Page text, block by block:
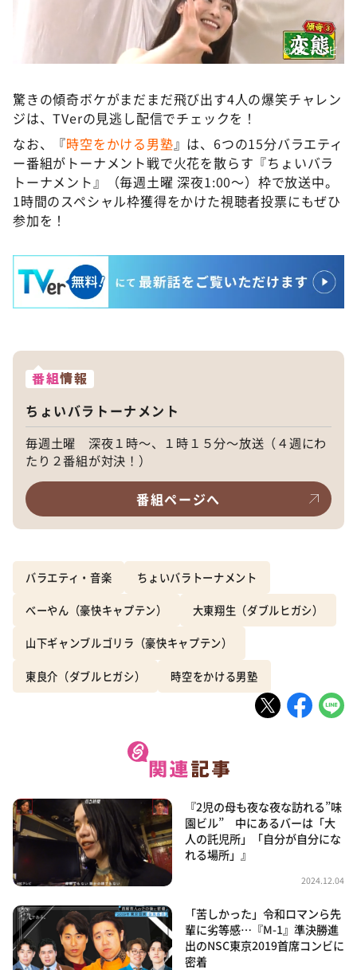
©️ABCテレビ
驚きの傾奇ボケがまだまだ飛び出す4人の爆笑チャレン
ジは、TVerの見逃し配信でチェックを！
なお、『時空をかける男塾』は、6つの15分バラエティ
ー番組がトーナメント戦で火花を散らす『ちょいバラ
トーナメント』（毎週土曜 深夜1:00〜）枠で放送中。
1時間のスペシャル枠獲得をかけた視聴者投票にもぜひ
参加を！
番組情報
ちょいバラトーナメント
毎週土曜 深夜１時～、１時１５分～放送（４週にわ
たり２番組が対決！）
番組ページへ
バラエティ・音楽 ちょいバラトーナメント
べーやん（豪快キャプテン） 大東翔生（ダブルヒガシ）
山下ギャンブルゴリラ（豪快キャプテン）
東良介（ダブルヒガシ） 時空をかける男塾
『2児の母も夜な夜な訪れる”味
園ビル” 中にあるバーは「大
人の託児所」「自分が自分にな
れる場所」』
2024.12.04
「苦しかった」令和ロマンら先
輩に劣等感…『M-1』準決勝進
出のNSC東京2019首席コンビに
密着